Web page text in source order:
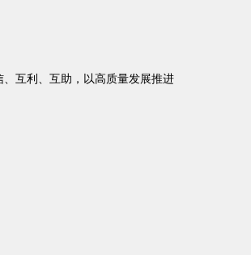
互利、互助，以高质量发展推进